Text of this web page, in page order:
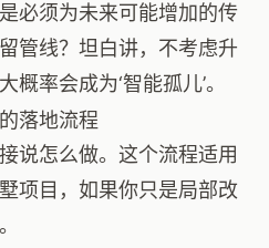
必须为未来可能增加的传
管线？坦白讲，不考虑升
率会成为‘智能孤儿’。
落地流程
说怎么做。这个流程适用
项目，如果你只是局部改